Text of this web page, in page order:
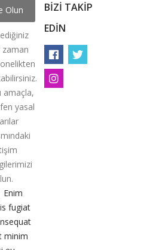
zaman
amaçla,
yasal
Enim
fugiat
minim
BIZI TAKIP
EDIN